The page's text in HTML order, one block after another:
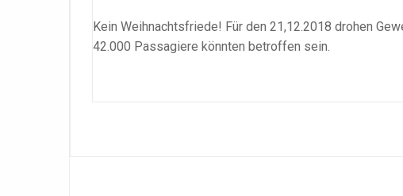
Kein Weihnachtsfriede! Für den 21,12.2018 drohen
42.000 Passagiere könnten betroffen sein.